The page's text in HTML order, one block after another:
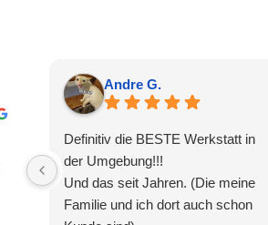
Andre G.
Definitiv die BESTE Werkstatt in
der Umgebung!!!
Und das seit Jahren. (Die meine
Familie und ich dort auch schon